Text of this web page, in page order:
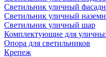
Светильник уличный
Светильник уличный
Cветильник уличный шар
Комплектующие для
Опора для светильников
Крепеж